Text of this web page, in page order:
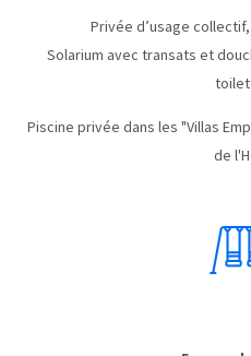
Privée d’usage
Solarium avec transats et
Piscine privée dans les "Villas
de